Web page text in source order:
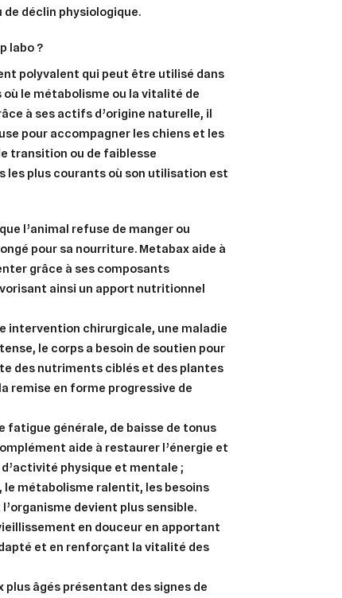
déclin physiologique.
labo ?
polyvalent qui peut être utilisé dans
le métabolisme ou la vitalité de
à ses actifs d’origine naturelle, il
pour accompagner les chiens et les
transition ou de faiblesse
les plus courants où son utilisation est
l’animal refuse de manger ou
pour sa nourriture. Metabax aide à
grâce à ses composants
ainsi un apport nutritionnel
intervention chirurgicale, une maladie
le corps a besoin de soutien pour
des nutriments ciblés et des plantes
remise en forme progressive de
fatigue générale, de baisse de tonus
aide à restaurer l’énergie et
physique et mentale ;
le métabolisme ralentit, les besoins
devient plus sensible.
en douceur en apportant
et en renforçant la vitalité des
plus âgés présentant des signes de
add_circle_outline Créer une nouvelle liste
Créer une liste d'envies
Annuler Créer une liste d'envies
Connexion